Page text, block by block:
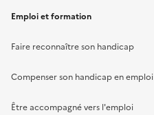
Emploi et formation
Faire reconnaître son handicap
Compenser son handicap en emploi
Être accompagné vers l'emploi